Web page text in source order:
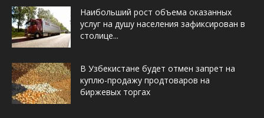
Наибольший рост объема оказанных
услуг на душу населения зафиксирован в
столице...
В Узбекистане будет отмен запрет на
куплю-продажу продтоваров на
биржевых торгах